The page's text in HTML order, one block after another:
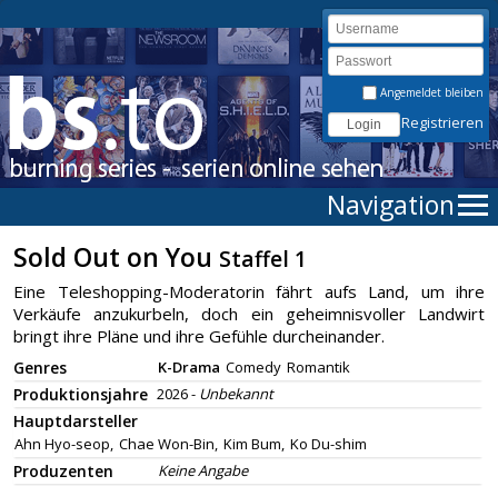
Angemeldet bleiben
Registrieren
Navigation
Sold Out on You Staffel 1
Eine Teleshopping-Moderatorin fährt aufs Land, um ihre
Verkäufe anzukurbeln, doch ein geheimnisvoller Landwirt
bringt ihre Pläne und ihre Gefühle durcheinander.
Genres K-Drama Comedy Romantik
Produktionsjahre 2026 - Unbekannt
Hauptdarsteller
Ahn Hyo-seop, Chae Won-Bin, Kim Bum, Ko Du-shim
Produzenten Keine Angabe